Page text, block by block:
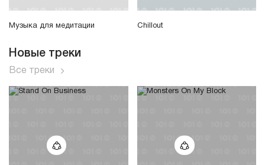
Музыка для медитации Chillout
Новые треки
Все треки